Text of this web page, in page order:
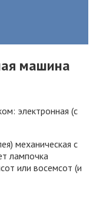
машина
электронная (с
механическая с
лампочка
или восемсот (и